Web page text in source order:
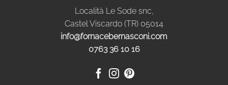
Località Le Sode snc,
Castel Viscardo (TR) 05014
info@fornacebernasconi.com
0763 36 10 16